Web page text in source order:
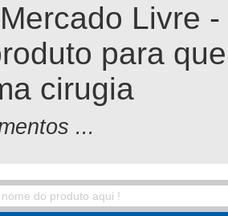
Livre
para
cirugia
...